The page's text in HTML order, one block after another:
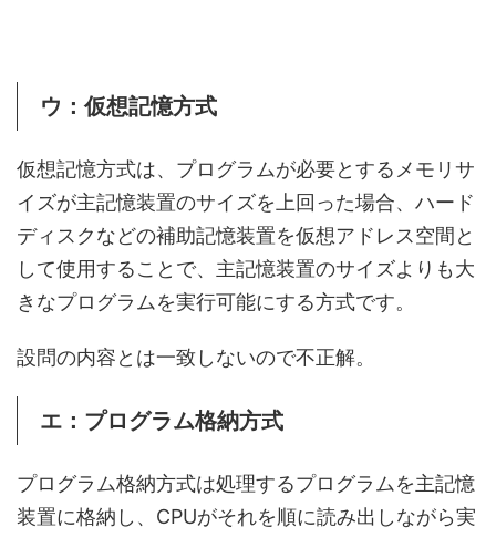
ウ：仮想記憶方式
仮想記憶方式は、プログラムが必要とするメモリサ
イズが主記憶装置のサイズを上回った場合、ハード
ディスクなどの補助記憶装置を仮想アドレス空間と
して使用することで、主記憶装置のサイズよりも大
きなプログラムを実行可能にする方式です。
設問の内容とは一致しないので不正解。
エ：プログラム格納方式
プログラム格納方式は処理するプログラムを主記憶
装置に格納し、CPUがそれを順に読み出しながら実